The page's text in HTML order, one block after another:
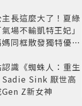
長這麼大了！夏綠
場不輸凱特王妃」
同框散發獨特優雅
識《蜘蛛人：重生
Sadie Sink 厭世高
Z新女神